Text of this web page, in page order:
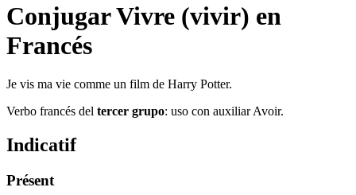
Conjugar Vivre (vivir) en
Francés
Je vis ma vie comme un film de Harry Potter.
Verbo francés del tercer grupo: uso con auxiliar Avoir.
Indicatif
Présent